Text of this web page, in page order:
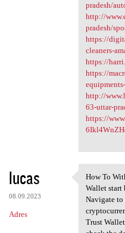
pradesh/
http://
pradesh/
https://
cleaners-
https://
https://
http://
63-uttar-
https://
lucas
08.09.2023
Adres
How To
How To
Wallet
Navigate to
Trust